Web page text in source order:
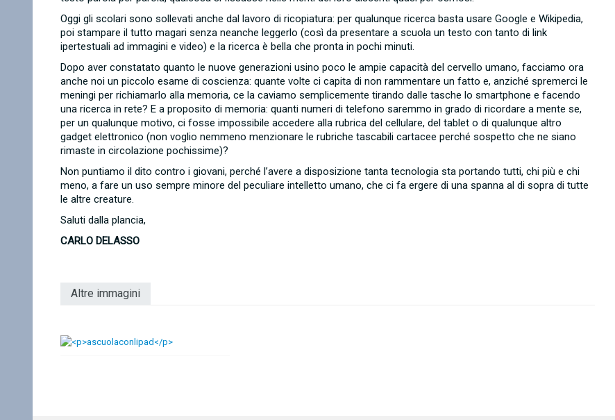
Oggi gli scolari sono sollevati anche dal lavoro di ricopiatura: per qualunque ricerca basta usare Google e Wikipedia,
poi stampare il tutto magari senza neanche leggerlo (così da presentare a scuola un testo con tanto di link
ipertestuali ad immagini e video) e la ricerca è bella che pronta in pochi minuti.
Dopo aver constatato quanto le nuove generazioni usino poco le ampie capacità del cervello umano, facciamo ora
anche noi un piccolo esame di coscienza: quante volte ci capita di non rammentare un fatto e, anziché spremerci le
meningi per richiamarlo alla memoria, ce la caviamo semplicemente tirando dalle tasche lo smartphone e facendo
una ricerca in rete? E a proposito di memoria: quanti numeri di telefono saremmo in grado di ricordare a mente se,
per un qualunque motivo, ci fosse impossibile accedere alla rubrica del cellulare, del tablet o di qualunque altro
gadget elettronico (non voglio nemmeno menzionare le rubriche tascabili cartacee perché sospetto che ne siano
rimaste in circolazione pochissime)?
Non puntiamo il dito contro i giovani, perché l’avere a disposizione tanta tecnologia sta portando tutti, chi più e chi
meno, a fare un uso sempre minore del peculiare intelletto umano, che ci fa ergere di una spanna al di sopra di tutte
le altre creature.
Saluti dalla plancia,
CARLO DELASSO
Altre immagini